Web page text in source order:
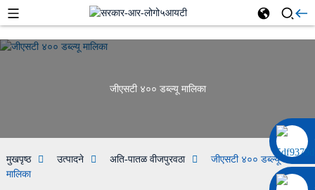
००८६ १३३२२९२०६९७
जीएसटी ४०० डब्ल्यू मालिका
मुखपृष्ठ उत्पादने अति-पातळ वीजपुरवठा
जीएसटी ४०० डब्ल्यू
मालिका